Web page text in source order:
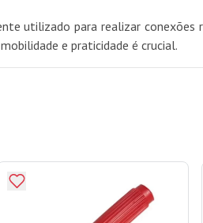
utilizado para realizar
e praticidade é crucial.